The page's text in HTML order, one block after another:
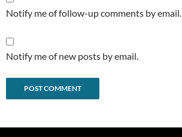
Notify me of follow-up comments by email.
Notify me of new posts by email.